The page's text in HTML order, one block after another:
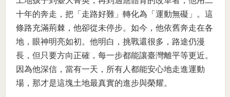
十年的奔走，把「走路好難」轉化為「運動無礙」。這
條路充滿荊棘，他卻從未停步。如今，他依舊奔走在各
地，眼神明亮如初。他明白，挑戰還很多，路途仍漫
長，但只要方向正確，每一步都能讓臺灣離平等更近。
因為他深信，當有一天，所有人都能安心地走進運動
場，那才是這塊土地最真實的進步與榮耀。